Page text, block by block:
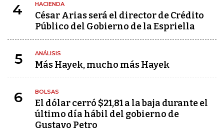
4 HACIENDA
César Arias será el director de Crédito
Público del Gobierno de la Espriella
5 ANÁLISIS
Más Hayek, mucho más Hayek
6 BOLSAS
El dólar cerró $21,81 a la baja durante el
último día hábil del gobierno de
Gustavo Petro